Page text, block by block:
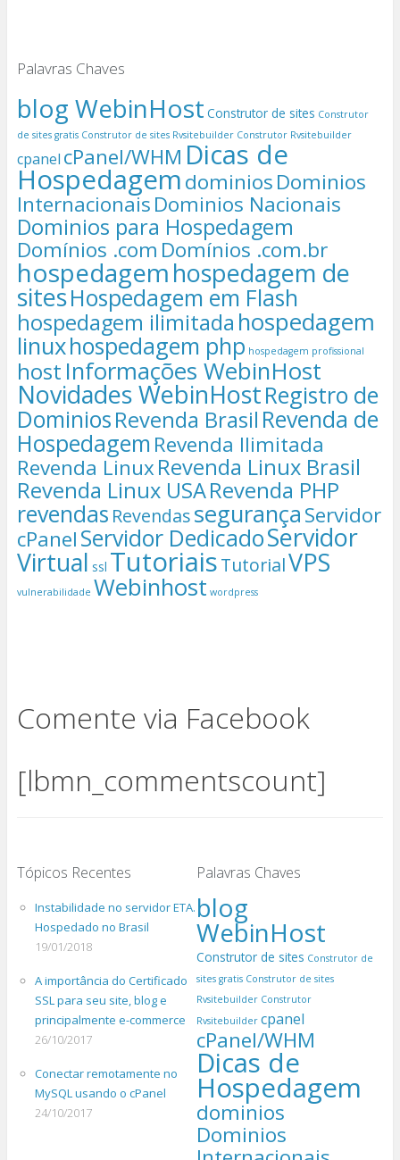
Palavras Chaves
blog WebinHost Construtor de sites Construtor
de sites gratis Construtor de sites Rvsitebuilder Construtor Rvsitebuilder
cpanel cPanel/WHM Dicas de
HospedagemdominiosDominios
InternacionaisDominios Nacionais
Dominios para Hospedagem
Domínios .com Domínios .com.br
hospedagemhospedagem de
sitesHospedagem em Flash
hospedagem ilimitada hospedagem
linuxhospedagem php hospedagem profissional
host Informações WebinHost
Novidades WebinHostRegistro de
DominiosRevenda Brasil Revenda de
Hospedagem Revenda Ilimitada
Revenda LinuxRevenda Linux Brasil
Revenda Linux USARevenda PHP
revendas RevendassegurançaServidor
cPanelServidor DedicadoServidor
Virtual ssl TutoriaisTutorialVPS
vulnerabilidade Webinhost wordpress
Comente via Facebook
[lbmn_commentscount]
Tópicos Recentes
Instabilidade no servidor ETA.
Hospedado no Brasil
19/01/2018
A importância do Certificado
SSL para seu site, blog e
principalmente e-commerce
26/10/2017
Conectar remotamente no
MySQL usando o cPanel
24/10/2017
Palavras Chaves
blog
WebinHost
Construtor de sites Construtor de
sites gratis Construtor de sites
Rvsitebuilder Construtor
Rvsitebuilder cpanel
cPanel/WHM
Dicas de
Hospedagem
dominios
Dominios